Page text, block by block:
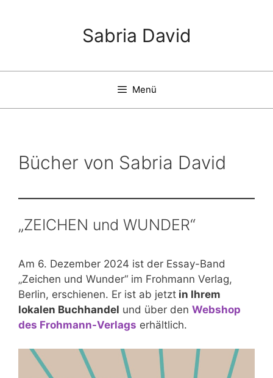
Sabria David
Menü
Bücher von Sabria David
„ZEICHEN und WUNDER“
Am 6. Dezember 2024 ist der Essay-Band
„Zeichen und Wunder“ im Frohmann Verlag,
Berlin, erschienen. Er ist ab jetzt in Ihrem
lokalen Buchhandel und über den Webshop
des Frohmann-Verlags erhältlich.